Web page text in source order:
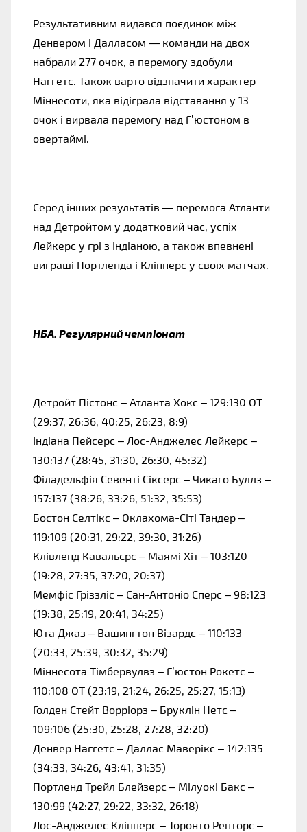
Результативним видався поєдинок між
Денвером і Далласом — команди на двох
набрали 277 очок, а перемогу здобули
Наггетс. Також варто відзначити характер
Міннесоти, яка відіграла відставання у 13
очок і вирвала перемогу над Г’юстоном в
овертаймі.
Серед інших результатів — перемога Атланти
над Детройтом у додатковий час, успіх
Лейкерс у грі з Індіаною, а також впевнені
виграші Портленда і Кліпперс у своїх матчах.
НБА. Регулярний чемпіонат
Детройт Пістонс – Атланта Хокс – 129:130 OT
(29:37, 26:36, 40:25, 26:23, 8:9)
Індіана Пейсерс – Лос-Анджелес Лейкерс –
130:137 (28:45, 31:30, 26:30, 45:32)
Філадельфія Севенті Сіксерс – Чикаго Буллз –
157:137 (38:26, 33:26, 51:32, 35:53)
Бостон Селтікс – Оклахома-Сіті Тандер –
119:109 (20:31, 29:22, 39:30, 31:26)
Клівленд Кавальєрс – Маямі Хіт – 103:120
(19:28, 27:35, 37:20, 20:37)
Мемфіс Гріззліс – Сан-Антоніо Сперс – 98:123
(19:38, 25:19, 20:41, 34:25)
Юта Джаз – Вашингтон Візардс – 110:133
(20:33, 25:39, 30:32, 35:29)
Міннесота Тімбервулвз – Г’юстон Рокетс –
110:108 OT (23:19, 21:24, 26:25, 25:27, 15:13)
Голден Стейт Ворріорз – Бруклін Нетс –
109:106 (25:30, 25:28, 27:28, 32:20)
Денвер Наггетс – Даллас Маверікс – 142:135
(34:33, 34:26, 43:41, 31:35)
Портленд Трейл Блейзерс – Мілуокі Бакс –
130:99 (42:27, 29:22, 33:32, 26:18)
Лос-Анджелес Кліпперс – Торонто Репторс –